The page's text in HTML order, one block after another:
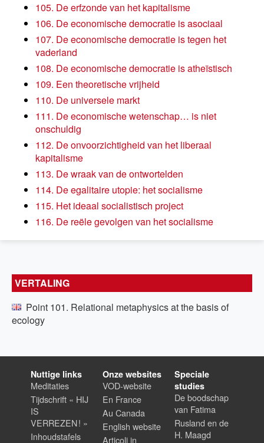
105. De erfzonde van het kapitalisme
106. De economische democratie is asociaal
107. De economische democratie is tegen het
vaderland
108. De economische democratie is atheïstisch
109. Een theoretische vrijheid
110. De universele markt
111. De economische wetenschap… is niet
onschuldig
112. De onvoorzichtigheid van het liberaal
kapitalisme
113. De wraak van de ontwortelden
114. De egalitaire utopie: het socialisme
115. Het ideaal socialistisch project
116. De reële gevolgen van het socialisme
VERTALING
Point 101. Relational metaphysics at the basis of
ecology
Nuttige links
Meditaties
Tijdschrift « HIJ
IS
VERREZEN ! »
Inhoudstafels
Onze websites
VOD-website
En France
Au Canada
English website
Articoli in
Speciale
studies
De boodschap
van Fatima
Rusland en de
H. Maagd